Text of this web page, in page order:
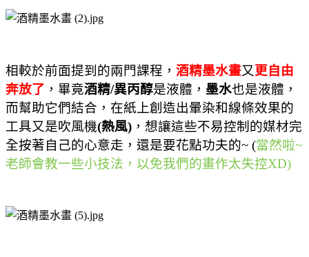
相較於前面提到的兩門課程， 酒精墨水畫又更自由
奔放了 ，畢竟酒精/異丙醇是液體， 墨水也是液體，
而幫助它們結合，在紙上創造出暈染和線條效果的
工具又是吹風機(熱風) ，想讓這些不易控制的媒材完
全按著自己的心意走，還是要花點功夫的~ (當然啦~
老師會教一些小技法，以免我們的畫作太失控XD)